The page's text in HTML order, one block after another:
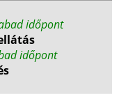
időpont
időpont